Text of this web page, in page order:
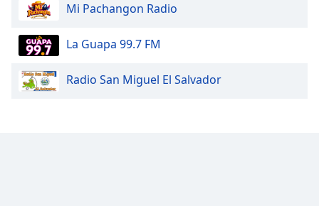
Family
Reset
Done
Mi Pachangon Radio
La Guapa 99.7 FM
Radio San Miguel El Salvador